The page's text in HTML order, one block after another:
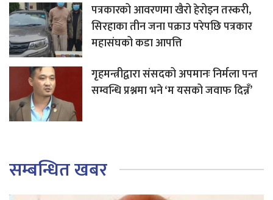
पत्रकारको आवरणमा खैरो हेरोइन तस्करी,
सिरहाका तीन जना पक्राउ परेपछि पत्रकार
महासंघको कडा आपत्ति
गृहमन्त्रीद्वारा संसदको अपमानः निर्मला पन्त
सम्वन्धि प्रश्नमा भने ‘म यसको जवाफ दिन्नँ’
सम्बन्धित खबर